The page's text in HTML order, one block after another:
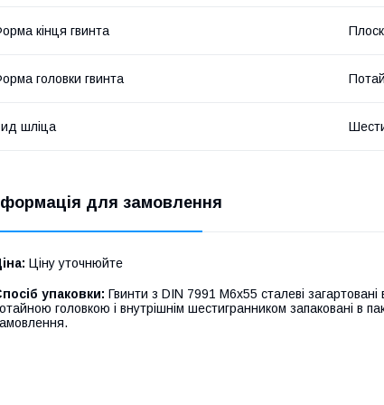
кінця гвинта
головки гвинта
шліца
для замовлення
Ціну уточнюйте
упаковки: Гвинти з DIN 7991 М6х55 сталеві
головкою і внутрішнім шестигранником запаковані в